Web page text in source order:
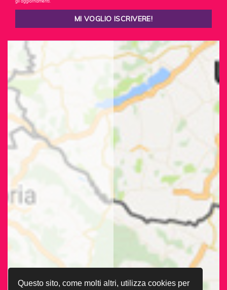
Questo sito, come molti altri, utilizza cookies per